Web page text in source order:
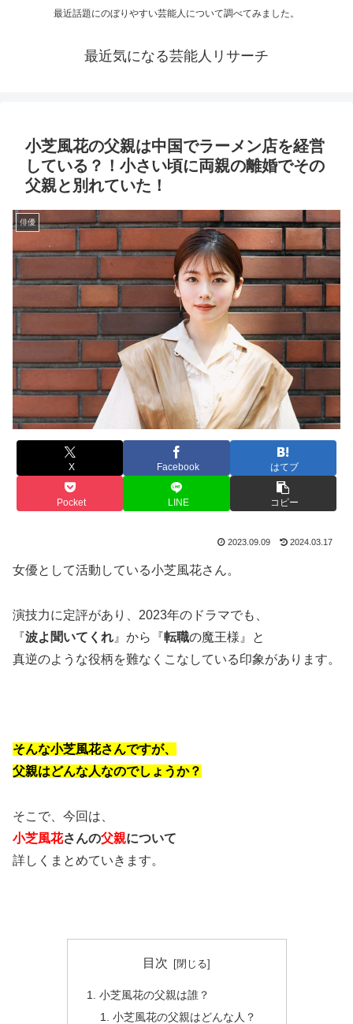
最近話題にのぼりやすい芸能人について調べてみました。
最近気になる芸能人リサーチ
小芝風花の父親は中国でラーメン店を経営
している？！小さい頃に両親の離婚でその
父親と別れていた！
俳優
X Facebook はてブ
Pocket LINE コピー
2023.09.09 2024.03.17
女優として活動している小芝風花さん。
演技力に定評があり、2023年のドラマでも、
『波よ聞いてくれ 』から『転職の魔王様』と
真逆のような役柄を難なくこなしている印象があります。
そんな小芝風花さんですが、
父親はどんな人なのでしょうか？
そこで、今回は、
小芝風花さんの父親について
詳しくまとめていきます。
目次
小芝風花の父親は誰？
小芝風花の父親はどんな人？